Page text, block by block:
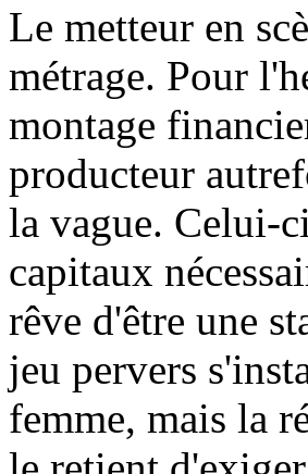
Le metteur en
métrage. Pour
montage
producteur
la vague. Celui-
capitaux
rêve d'être une
jeu pervers
femme, mais la